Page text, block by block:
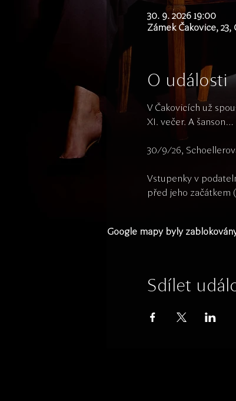
30. 9. 2026 19:00
Zámek Čakovice, 23,
O události
V Čakovicích už
XI. večer. A
30/9/26,
Vstupenky v
před jeho začátkem
Google mapy byly
Sdílet